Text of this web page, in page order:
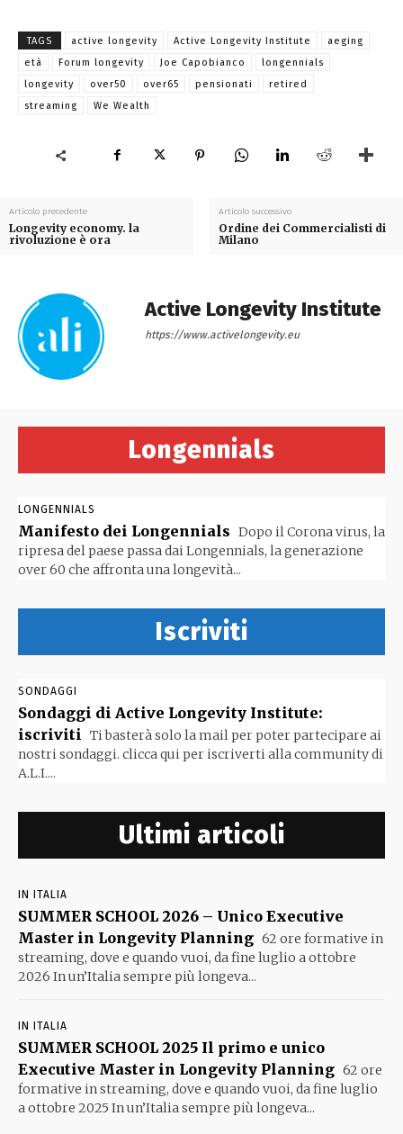
TAGS active longevity Active Longevity Institute
aeging
età
Forum longevity Joe Capobianco
longennials
longevity
over50 over65 pensionati
retired
streaming
We Wealth
Articolo precedente
Longevity economy. la
rivoluzione è ora
Articolo successivo
Ordine dei Commercialisti di
Milano
Active Longevity Institute
https://www.activelongevity.eu
Longennials
LONGENNIALS
Manifesto dei Longennials Dopo il Corona virus, la
ripresa del paese passa dai Longennials, la generazione
over 60 che affronta una longevità...
Iscriviti
SONDAGGI
Sondaggi di Active Longevity Institute:
iscriviti
Ti basterà solo la mail per poter partecipare ai
nostri sondaggi. clicca qui per iscriverti alla community di
A.L.I....
Ultimi articoli
IN ITALIA
SUMMER SCHOOL 2026 – Unico Executive
Master in Longevity Planning 62 ore formative in
streaming, dove e quando vuoi, da fine luglio a ottobre
2026 In un’Italia sempre più longeva...
IN ITALIA
SUMMER SCHOOL 2025 Il primo e unico
Executive Master in Longevity Planning 62 ore
formative in streaming, dove e quando vuoi, da fine luglio
a ottobre 2025 In un’Italia sempre più longeva...